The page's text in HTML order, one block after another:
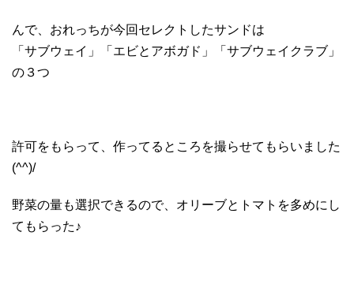
んで、おれっちが今回セレクトしたサンドは
「サブウェイ」「エビとアボガド」「サブウェイクラブ」
の３つ
許可をもらって、作ってるところを撮らせてもらいました
(^^)/
野菜の量も選択できるので、オリーブとトマトを多めにし
てもらった♪